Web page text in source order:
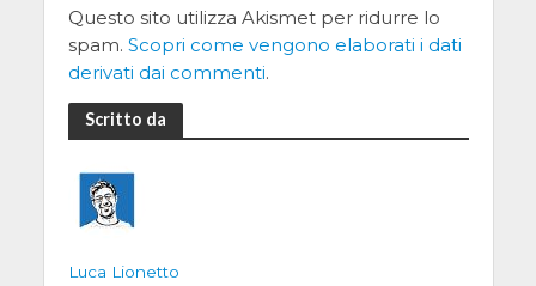
Questo sito utilizza Akismet per ridurre lo
spam. Scopri come vengono elaborati i dati
derivati dai commenti.
Scritto da
Luca Lionetto